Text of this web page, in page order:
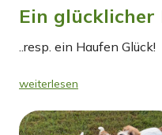
Ein glücklicher
..resp. ein Haufen Glück!
weiterlesen